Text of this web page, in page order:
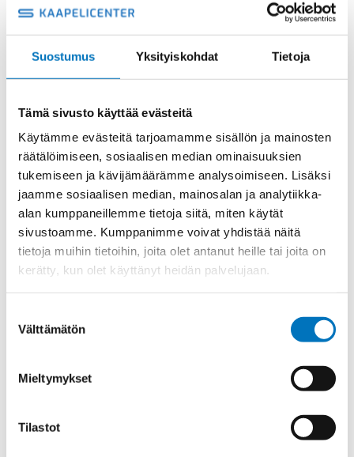
Suostumus Yksityiskohdat Tietoja
Tämä sivusto käyttää evästeitä
Käytämme evästeitä tarjoamamme sisällön ja mainosten
räätälöimiseen, sosiaalisen median ominaisuuksien
tukemiseen ja kävijämäärämme analysoimiseen. Lisäksi
jaamme sosiaalisen median, mainosalan ja analytiikka-
alan kumppaneillemme tietoja siitä, miten käytät
sivustoamme. Kumppanimme voivat yhdistää näitä
tietoja muihin tietoihin, joita olet antanut heille tai joita on
kerätty, kun olet käyttänyt heidän palvelujaan.
valinta
Välttämätön
Mieltymykset
Tilastot
Korkeus H
38
Kierteen Pituus Gl
Tuotenimi/Malli
Kierre
Ulkokierre Ag
M 25 x 1,5
Normen
Min [C]
Max [C]
95
Kotelointiluokka
IP 68 – 10 bar;IP 69 K
30
Ex-suojaus Taso
II 1D Ex ta IIIC Da;II 2G Ex eb IIC Gb
Setrifikaatti Logot
CE;IECEx;EAC;ATEX;DNV-
GL;INMETRO